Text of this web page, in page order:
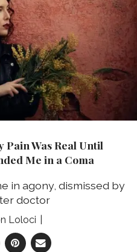
Pain Was Real Until
Me in a Coma
in agony, dismissed by
doctor
Loloci